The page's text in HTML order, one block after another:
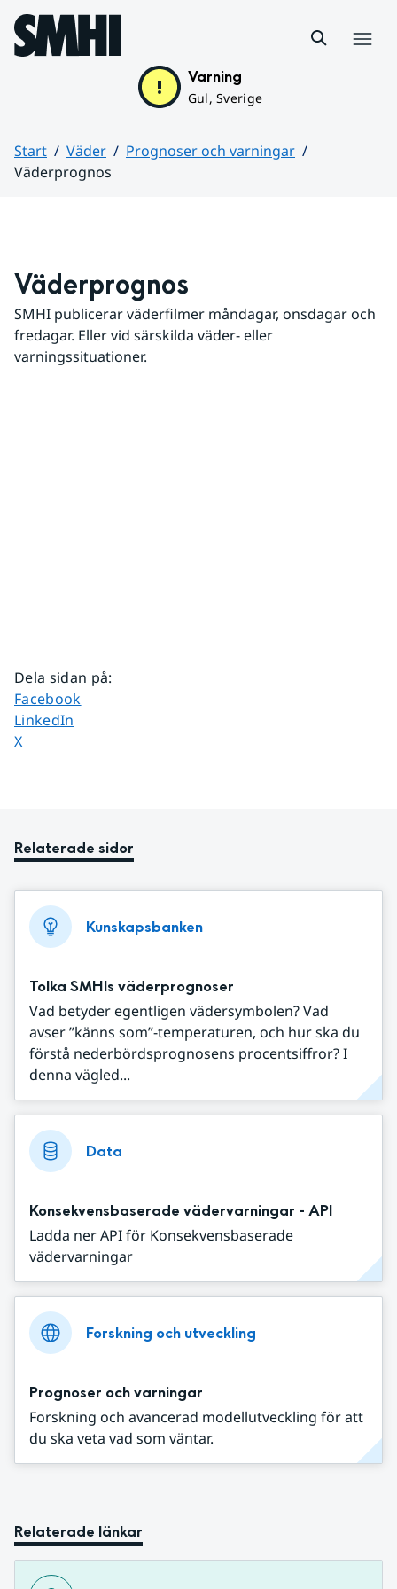
Hoppa till sidans innehåll
Varning
Gul, Sverige
Start Väder
Prognoser och varningar
Väderprognos
Väderprognos
SMHI publicerar väderfilmer måndagar, onsdagar och
fredagar. Eller vid särskilda väder- eller
varningssituationer.
Dela sidan på:
Dela sidan på
Facebook
Dela sidan på
LinkedIn
Dela sidan på
X
Relaterade sidor
Kunskapsbanken
Tolka SMHIs väderprognoser
Vad betyder egentligen vädersymbolen? Vad
avser ”känns som”-temperaturen, och hur ska du
förstå nederbördsprognosens procentsiffror? I
denna vägled...
Data
Konsekvensbaserade vädervarningar - API
Ladda ner API för Konsekvensbaserade
vädervarningar
Forskning och utveckling
Prognoser och varningar
Forskning och avancerad modellutveckling för att
du ska veta vad som väntar.
Relaterade länkar